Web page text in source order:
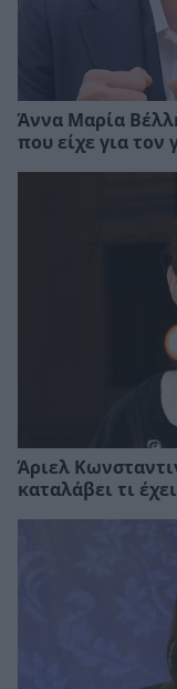
Άννα Μαρία
που είχε για τον
Άριελ
καταλάβει τι